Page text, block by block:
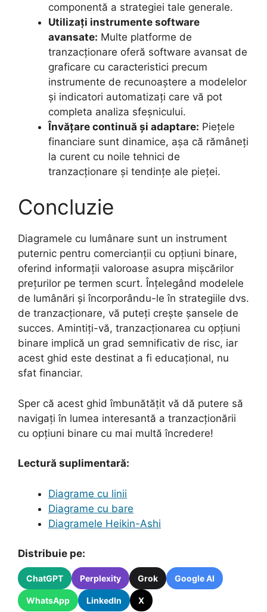
componentă a strategiei tale generale.
Utilizați instrumente software
avansate: Multe platforme de
tranzacționare oferă software avansat de
graficare cu caracteristici precum
instrumente de recunoaștere a modelelor
și indicatori automatizați care vă pot
completa analiza sfeșnicului.
Învățare continuă și adaptare: Piețele
financiare sunt dinamice, așa că rămâneți
la curent cu noile tehnici de
tranzacționare și tendințe ale pieței.
Concluzie
Diagramele cu lumânare sunt un instrument
puternic pentru comercianții cu opțiuni binare,
oferind informații valoroase asupra mișcărilor
prețurilor pe termen scurt. Înțelegând modelele
de lumânări și încorporându-le în strategiile dvs.
de tranzacționare, vă puteți crește șansele de
succes. Amintiți-vă, tranzacționarea cu opțiuni
binare implică un grad semnificativ de risc, iar
acest ghid este destinat a fi educațional, nu
sfat financiar.
Sper că acest ghid îmbunătățit vă dă putere să
navigați în lumea interesantă a tranzacționării
cu opțiuni binare cu mai multă încredere!
Lectură suplimentară:
Diagrame cu linii
Diagrame cu bare
Diagramele Heikin-Ashi
Distribuie pe:
ChatGPT Perplexity Grok Google AI
WhatsApp LinkedIn X